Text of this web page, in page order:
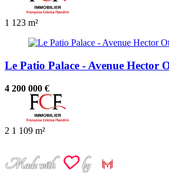
1 123 m²
Le Patio Palace - Avenue Hector
4 200 000 €
2 1 109 m²